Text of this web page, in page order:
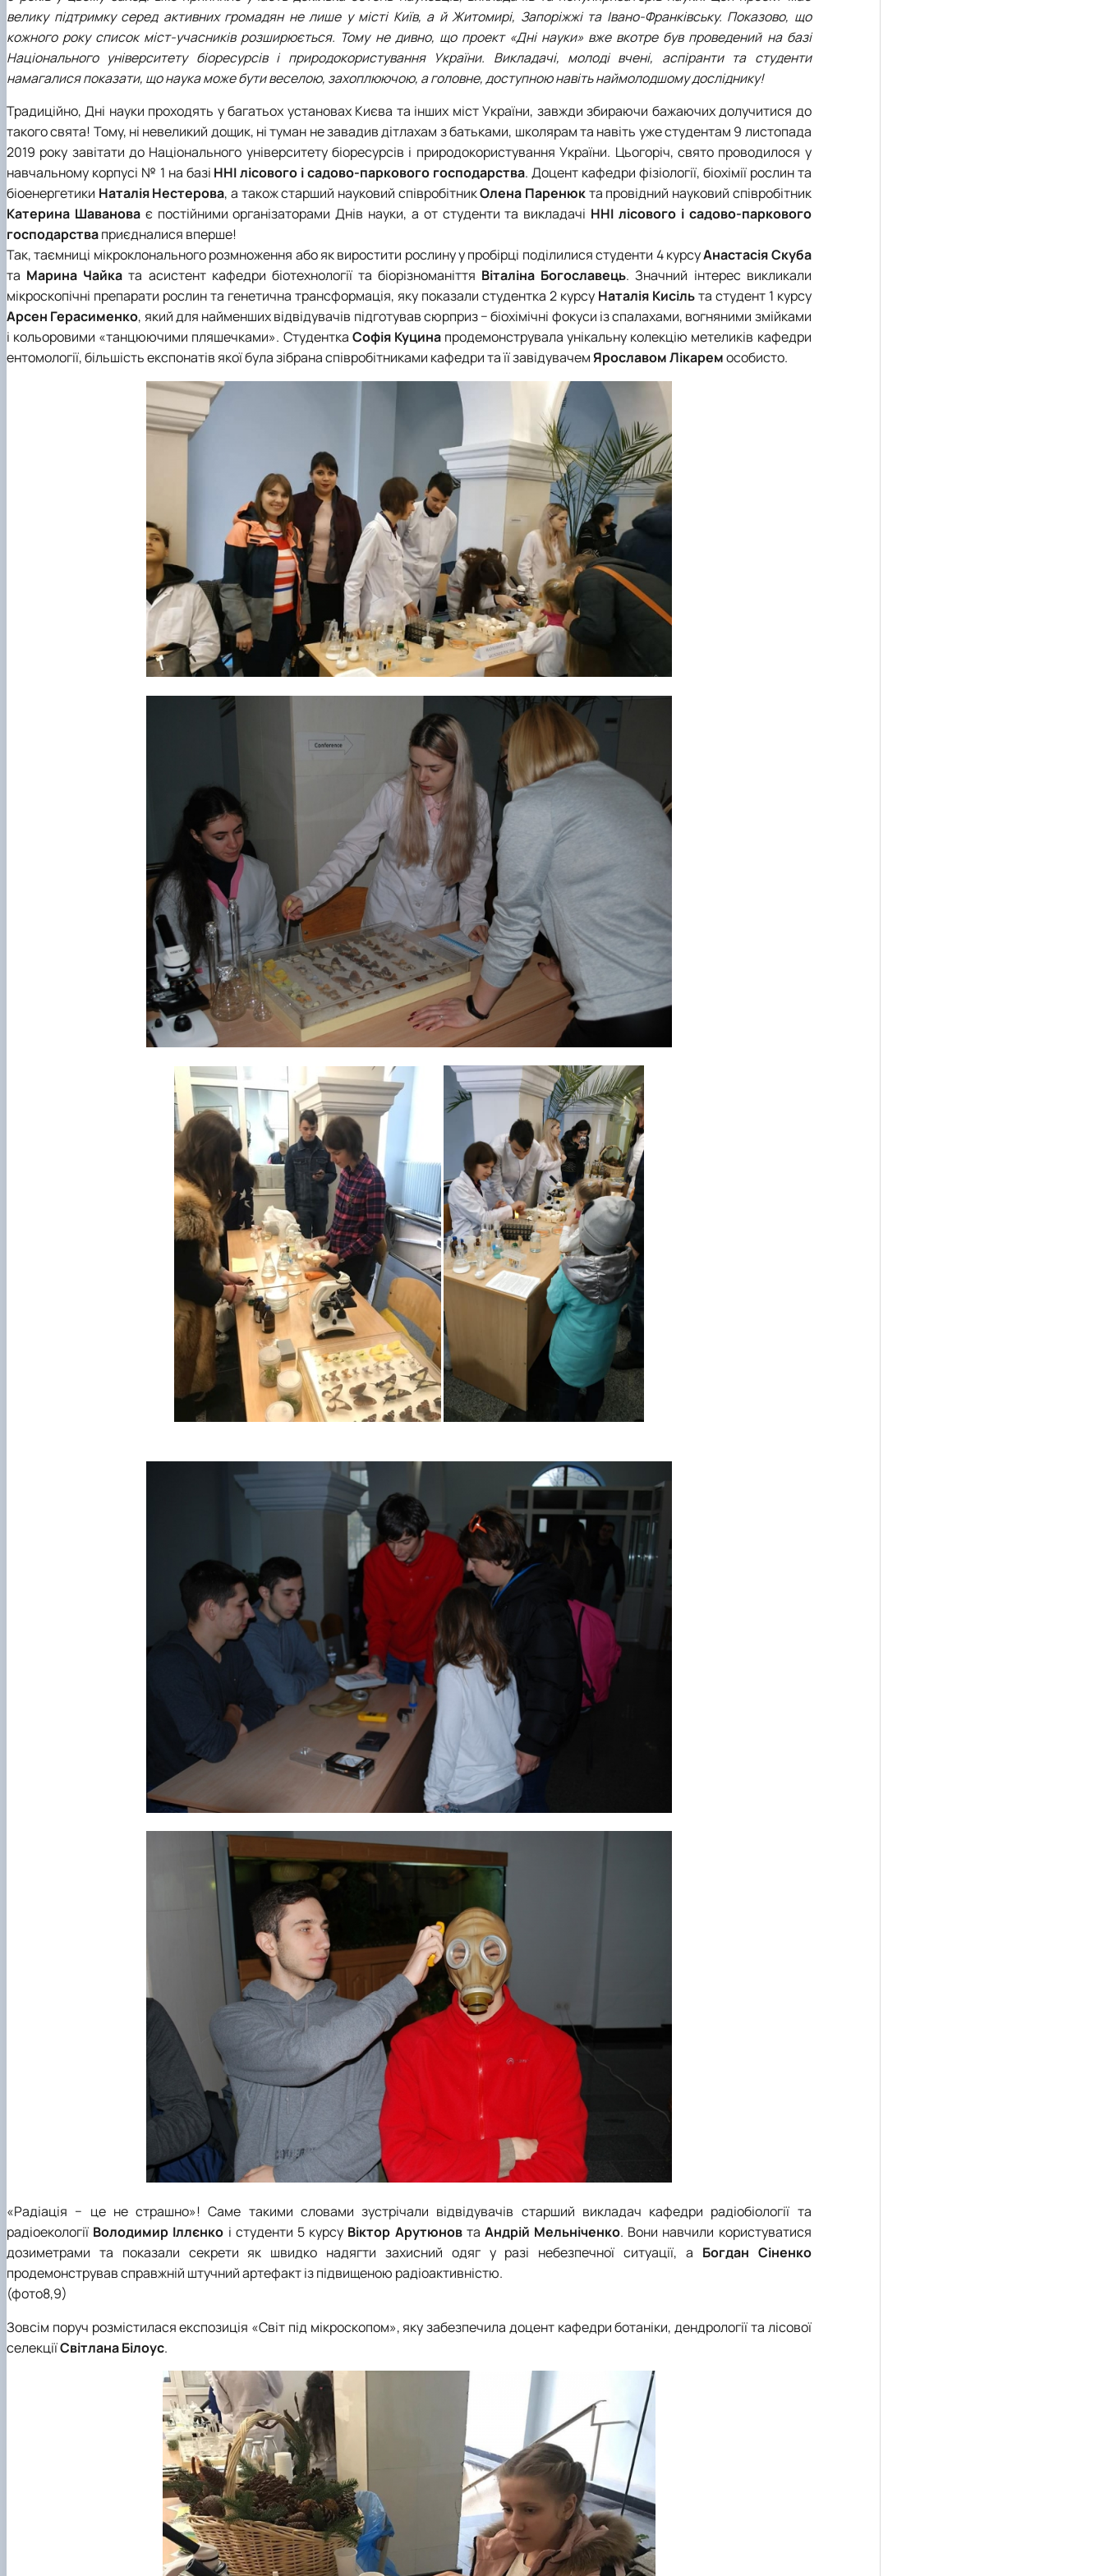
Відомі постаті факультету
ІІ етап Всеукраїнської олімпіади з дисципліни "Загальна екологія"
Забезпечення ОПП «Екологічна біотехнологія та біоенергетика»
Забезпечення ОПП «Екологія та охорона навколишнього середовища»
Забезпечення ОПП «Екологічний контроль та аудит»
велику підтримку серед активних громадян не лише у місті Київ, а й Житомирі, Запоріжжі та Івано-Франківську. Показово, що
кожного року список міст-учасників розширюється. Тому не дивно, що проект «Дні науки» вже вкотре був проведений на базі
Національного університету біоресурсів і природокористування України. Викладачі, молоді вчені, аспіранти та студенти
намагалися показати, що наука може бути веселою, захоплюючою, а головне, доступною навіть наймолодшому досліднику!
Традиційно, Дні науки проходять у багатьох установах Києва та інших міст України, завжди збираючи бажаючих долучитися до
такого свята! Тому, ні невеликий дощик, ні туман не завадив дітлахам з батьками, школярам та навіть уже студентам 9 листопада
2019 року завітати до Національного університету біоресурсів і природокористування України. Цьогоріч, свято проводилося у
навчальному корпусі № 1 на базі ННІ лісового і садово-паркового господарства. Доцент кафедри фізіології, біохімії рослин та
біоенергетики Наталія Нестерова, а також старший науковий співробітникОлена Паренюкта провідний науковий співробітник
Катерина Шавановає постійними організаторами Днів науки, а от студенти та викладачі ННІ лісового і садово-паркового
господарстваприєдналися вперше!
Так, таємниці мікроклонального розмноження або як виростити рослину у пробірці поділилися студенти 4 курсуАнастасія Скуба
та Марина Чайка та асистент кафедри біотехнології та біорізноманіття Віталіна Богославець. Значний інтерес викликали
мікроскопічні препарати рослин та генетична трансформація, яку показали студентка 2 курсу Наталія Кисільта студент 1 курсу
Арсен Герасименко, який для найменших відвідувачів підготував сюрприз − біохімічні фокуси із спалахами, вогняними змійками
і кольоровими «танцюючими пляшечками». Студентка Софія Куцинапродемонструвала унікальну колекцію метеликів кафедри
ентомології, більшість експонатів якої була зібрана співробітниками кафедри та її завідувачемЯрославом Лікаремособисто.
«Радіація − це не страшно»! Саме такими словами зустрічали відвідувачів старший викладач кафедри радіобіології та
радіоекології Володимир Іллєнко і студенти 5 курсу Віктор Арутюновта Андрій Мельніченко. Вони навчили користуватися
дозиметрами та показали секрети як швидко надягти захисний одяг у разі небезпечної ситуації, а Богдан Сіненко
продемонстрував справжній штучний артефакт із підвищеною радіоактивністю.
(фото8,9)
Зовсім поруч розмістилася експозиція «Світ під мікроскопом», яку забезпечила доцент кафедри ботаніки, дендрології та лісової
селекціїСвітланаБілоус.